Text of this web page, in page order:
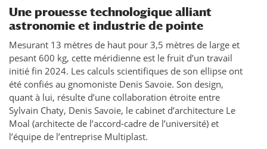
Une prouesse technologique alliant
astronomie et industrie de pointe
Mesurant 13 mètres de haut pour 3,5 mètres de large et
pesant 600 kg, cette méridienne est le fruit d’un travail
initié fin 2024. Les calculs scientifiques de son ellipse ont
été confiés au gnomoniste Denis Savoie. Son design,
quant à lui, résulte d’une collaboration étroite entre
Sylvain Chaty, Denis Savoie, le cabinet d’architecture Le
Moal (architecte de l’accord-cadre de l’université) et
l’équipe de l’entreprise Multiplast.